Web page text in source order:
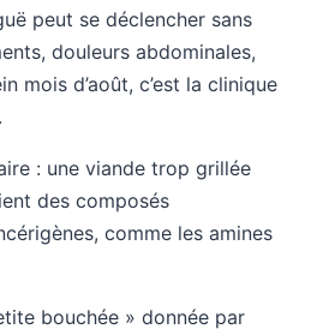
peut se déclencher sans
douleurs abdominales,
mois d’août, c’est la clinique
: une viande trop grillée
des composés
comme les amines
bouchée » donnée par